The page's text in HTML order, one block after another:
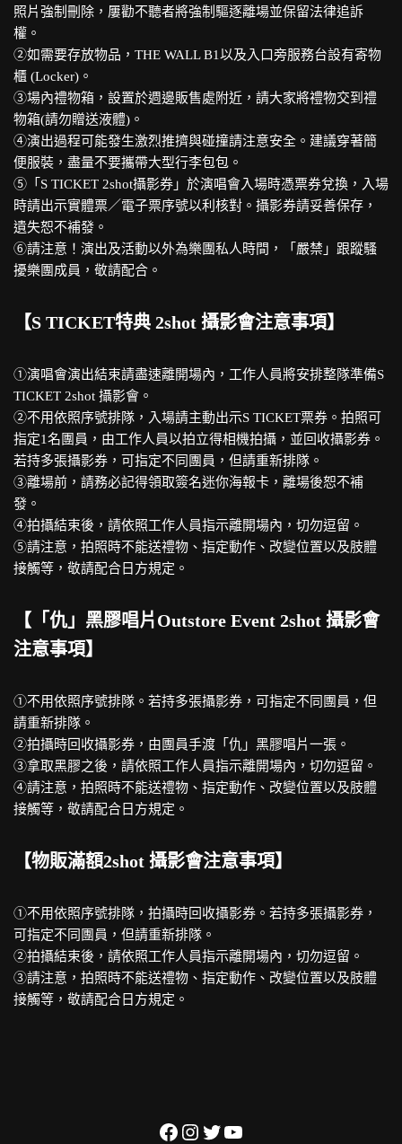
照片強制刪除，屢勸不聽者將強制驅逐離場並保留法律追訴
權。
②如需要存放物品，THE WALL B1以及入口旁服務台設有寄物
櫃 (Locker)。
③場內禮物箱，設置於週邊販售處附近，請大家將禮物交到禮
物箱(請勿贈送液體)。
④演出過程可能發生激烈推擠與碰撞請注意安全。建議穿著簡
便服裝，盡量不要攜帶大型行李包包。
⑤「S TICKET 2shot攝影券」於演唱會入場時憑票券兌換，入場
時請出示實體票／電子票序號以利核對。攝影券請妥善保存，
遺失恕不補發。
⑥請注意！演出及活動以外為樂團私人時間，「嚴禁」跟蹤騷
擾樂團成員，敬請配合。
【S TICKET特典 2shot 攝影會注意事項】
①演唱會演出結束請盡速離開場內，工作人員將安排整隊準備S
TICKET 2shot 攝影會。
②不用依照序號排隊，入場請主動出示S TICKET票券。拍照可
指定1名團員，由工作人員以拍立得相機拍攝，並回收攝影券。
若持多張攝影券，可指定不同團員，但請重新排隊。
③離場前，請務必記得領取簽名迷你海報卡，離場後恕不補
發。
④拍攝結束後，請依照工作人員指示離開場內，切勿逗留。
⑤請注意，拍照時不能送禮物、指定動作、改變位置以及肢體
接觸等，敬請配合日方規定。
【「仇」黑膠唱片Outstore Event 2shot 攝影會
注意事項】
①不用依照序號排隊。若持多張攝影券，可指定不同團員，但
請重新排隊。
②拍攝時回收攝影券，由團員手渡「仇」黑膠唱片一張。
③拿取黑膠之後，請依照工作人員指示離開場內，切勿逗留。
④請注意，拍照時不能送禮物、指定動作、改變位置以及肢體
接觸等，敬請配合日方規定。
【物販滿額2shot 攝影會注意事項】
①不用依照序號排隊，拍攝時回收攝影券。若持多張攝影券，
可指定不同團員，但請重新排隊。
②拍攝結束後，請依照工作人員指示離開場內，切勿逗留。
③請注意，拍照時不能送禮物、指定動作、改變位置以及肢體
接觸等，敬請配合日方規定。